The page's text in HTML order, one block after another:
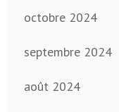
octobre 2024
septembre 2024
août 2024